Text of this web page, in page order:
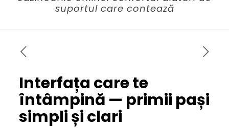
suportul care contează
Interfața care te
întâmpină — primii pași
simpli și clari